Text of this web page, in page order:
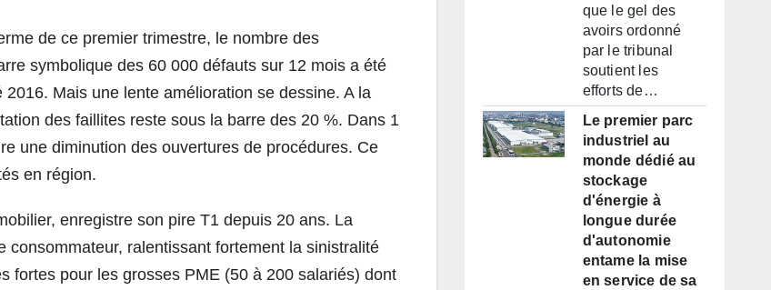
de ce premier trimestre, le nombre des
symbolique des 60 000 défauts sur 12 mois a été
Mais une lente amélioration se dessine. A la
des faillites reste sous la barre des 20 %. Dans 1
une diminution des ouvertures de procédures. Ce
en région.
enregistre son pire T1 depuis 20 ans. La
consommateur, ralentissant fortement la sinistralité
fortes pour les grosses PME (50 à 200 salariés) dont
que le gel des
avoirs ordonné
par le tribunal
soutient les
efforts de…
Le premier parc
industriel au
monde dédié au
stockage
d'énergie à
longue durée
d'autonomie
entame la mise
en service de sa